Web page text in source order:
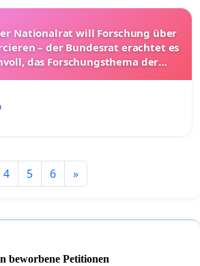
– der Bundesrat erachtet es
das Forschungsthema der
4 5 6 »
beworbene Petitionen